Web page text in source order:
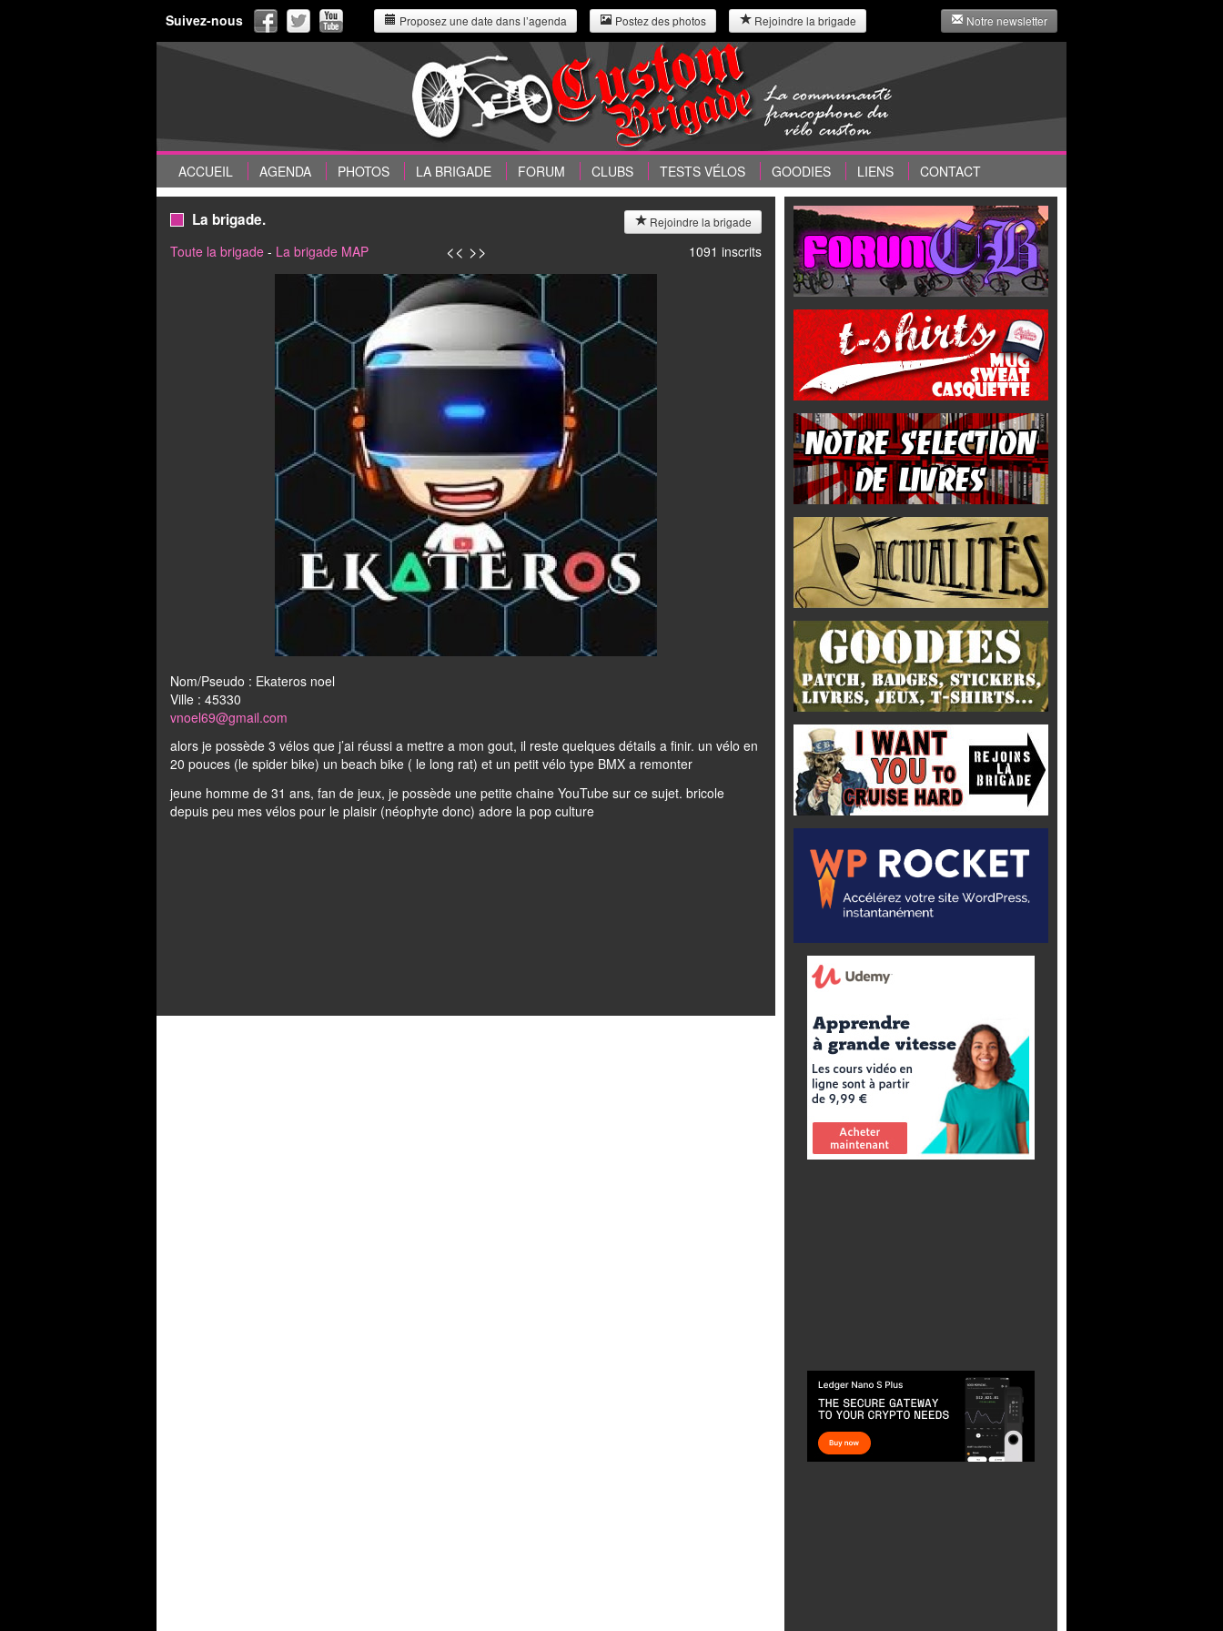
Suivez-nous Proposez une date dans l’agenda Postez des photos Rejoindre la brigade Notre newsletter
ACCUEIL AGENDA PHOTOS LA BRIGADE FORUM CLUBS TESTS VÉLOS GOODIES LIENS CONTACT
Rejoindre la brigade
La brigade.
Toute la brigade - La brigade MAP 1091 inscrits
<< >>
Nom/Pseudo : Ekateros noel
Ville : 45330
vnoel69@gmail.com
alors je possède 3 vélos que j’ai réussi a mettre a mon gout, il reste quelques détails a finir. un vélo en
20 pouces (le spider bike) un beach bike ( le long rat) et un petit vélo type BMX a remonter
jeune homme de 31 ans, fan de jeux, je possède une petite chaine YouTube sur ce sujet. bricole
depuis peu mes vélos pour le plaisir (néophyte donc) adore la pop culture